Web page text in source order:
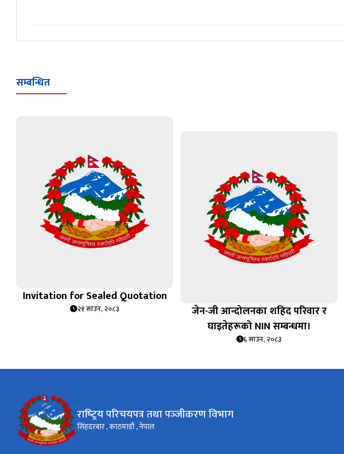
सम्बन्धित
Invitation for Sealed Quotation
२१ साउन, २०८३
जेन-जी आन्दोलनका शहिद परिवार र
घाइतेहरूको NIN सम्बन्धमा।
६ साउन, २०८३
राष्‍ट्रिय परिचयपत्र तथा पञ्‍जीकरण विभाग
सिंहदरबार , काठमाडौं , नेपाल